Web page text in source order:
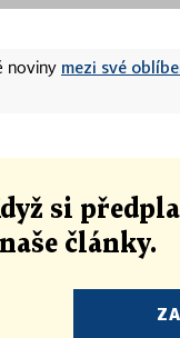
noviny mezi své
si
články.